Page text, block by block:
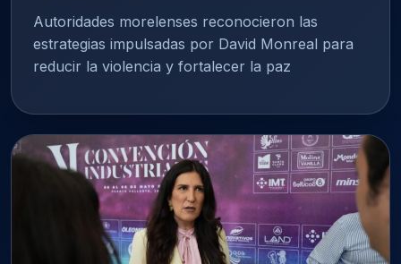
Autoridades morelenses reconocieron las
estrategias impulsadas por David Monreal para
reducir la violencia y fortalecer la paz